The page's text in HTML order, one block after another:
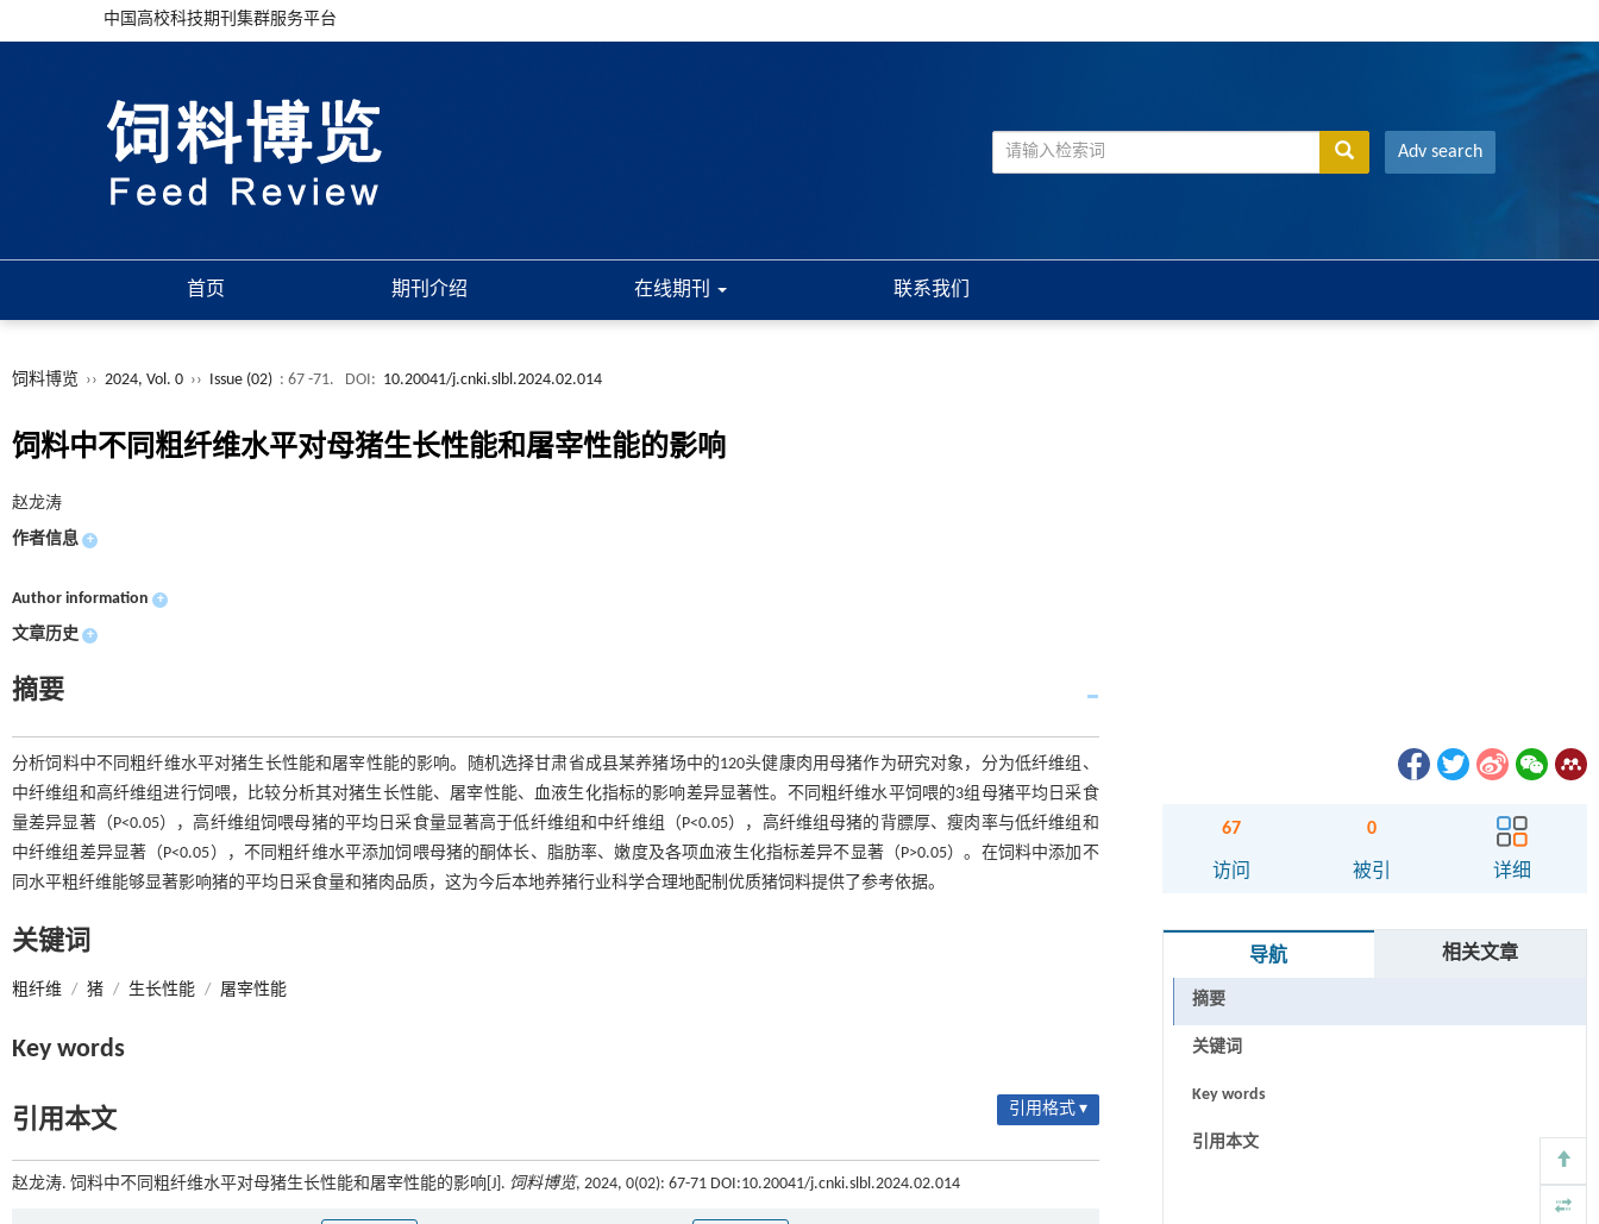
中国高校科技期刊集群服务平台
Adv search
首页 期刊介绍 在线期刊 联系我们
饲料博览 ›› 2024, Vol. 0 ›› Issue (02) : 67 -71. DOI: 10.20041/j.cnki.slbl.2024.02.014
饲料中不同粗纤维水平对母猪生长性能和屠宰性能的影响
赵龙涛
作者信息 +
Author information +
文章历史 +
摘要
分析饲料中不同粗纤维水平对猪生长性能和屠宰性能的影响。随机选择甘肃省成县某养猪场中的120头健康肉用母猪作为研究对象，分为低纤维组、
中纤维组和高纤维组进行饲喂，比较分析其对猪生长性能、屠宰性能、血液生化指标的影响差异显著性。不同粗纤维水平饲喂的3组母猪平均日采食
量差异显著（P<0.05），高纤维组饲喂母猪的平均日采食量显著高于低纤维组和中纤维组（P<0.05），高纤维组母猪的背膘厚、瘦肉率与低纤维组和
中纤维组差异显著（P<0.05），不同粗纤维水平添加饲喂母猪的酮体长、脂肪率、嫩度及各项血液生化指标差异不显著（P>0.05）。在饲料中添加不
同水平粗纤维能够显著影响猪的平均日采食量和猪肉品质，这为今后本地养猪行业科学合理地配制优质猪饲料提供了参考依据。
关键词
粗纤维 / 猪 / 生长性能 / 屠宰性能
Key words
引用本文 引用格式 ▾
赵龙涛. 饲料中不同粗纤维水平对母猪生长性能和屠宰性能的影响[J]. 饲料博览, 2024, 0(02): 67-71 DOI:10.20041/j.cnki.slbl.2024.02.014
67
访问
0
被引 详细
导航 相关文章
摘要
关键词
Key words
引用本文